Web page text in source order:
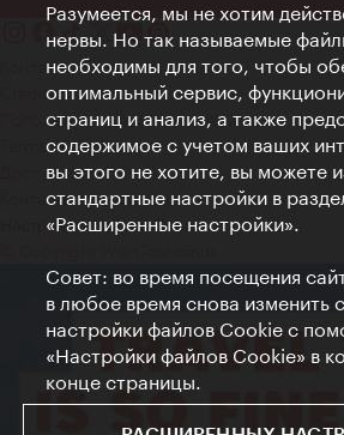
Контакт
Credits
Положение о конфиденциальности
Terms of Use
Доступность
Контакты для прессы
Настройки файлов Cookie
Разумеется, мы не хотим
нервы. Но так называемые
необходимы для того, чтобы
оптимальный сервис,
страниц и анализ, а также
содержимое с учетом ваших
вы этого не хотите, вы можете
стандартные настройки в
«Расширенные настройки».
Совет: во время посещения
в любое время снова изменить
настройки файлов Cookie с
«Настройки файлов Cookie» в
конце страницы.